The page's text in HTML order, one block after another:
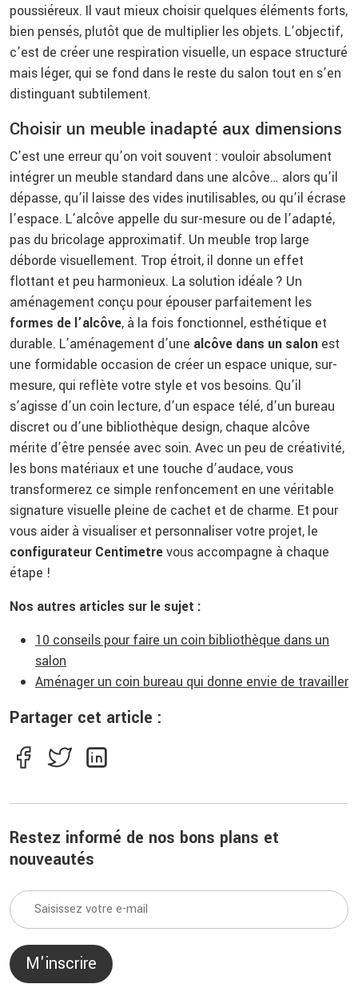
poussiéreux. Il vaut mieux choisir quelques éléments forts,
bien pensés, plutôt que de multiplier les objets. L’objectif,
c’est de créer une respiration visuelle, un espace structuré
mais léger, qui se fond dans le reste du salon tout en s’en
distinguant subtilement.
Choisir un meuble inadapté aux dimensions
C’est une erreur qu’on voit souvent : vouloir absolument
intégrer un meuble standard dans une alcôve… alors qu’il
dépasse, qu’il laisse des vides inutilisables, ou qu’il écrase
l’espace. L’alcôve appelle du sur-mesure ou de l’adapté,
pas du bricolage approximatif. Un meuble trop large
déborde visuellement. Trop étroit, il donne un effet
flottant et peu harmonieux. La solution idéale ? Un
aménagement conçu pour épouser parfaitement les
formes de l’alcôve, à la fois fonctionnel, esthétique et
durable. L’aménagement d’une alcôve dans un salon est
une formidable occasion de créer un espace unique, sur-
mesure, qui reflète votre style et vos besoins. Qu’il
s’agisse d’un coin lecture, d’un espace télé, d’un bureau
discret ou d’une bibliothèque design, chaque alcôve
mérite d’être pensée avec soin. Avec un peu de créativité,
les bons matériaux et une touche d’audace, vous
transformerez ce simple renfoncement en une véritable
signature visuelle pleine de cachet et de charme. Et pour
vous aider à visualiser et personnaliser votre projet, le
configurateur Centimetrevous accompagne à chaque
étape !
Nos autres articles sur le sujet :
10 conseils pour faire un coin bibliothèque dans un
salon
Aménager un coin bureau qui donne envie de travailler
Partager cet article :
Restez informé de nos bons plans et
nouveautés
M'inscrire